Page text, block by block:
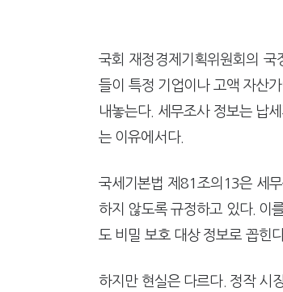
"오래 보유보
[2026 세제개
국회 재정경제기획위원회의
들이 특정 기업이나 고액 자산
내놓는다. 세무조사 정보는 납
는 이유에서다.
국세기본법 제81조의13은 세
하지 않도록 규정하고 있다. 이
도 비밀 보호 대상 정보로 꼽힌
하지만 현실은 다르다. 정작 시